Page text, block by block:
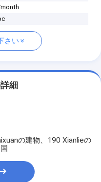
さい
細
の建物、190 Xianlieの